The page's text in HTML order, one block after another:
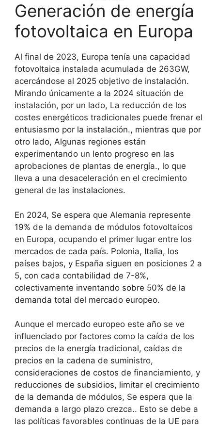
Generación de energía
fotovoltaica en Europa
Al final de 2023, Europa tenía una capacidad
fotovoltaica instalada acumulada de 263GW,
acercándose al 2025 objetivo de instalación.
Mirando únicamente a la 2024 situación de
instalación, por un lado, La reducción de los
costes energéticos tradicionales puede frenar el
entusiasmo por la instalación., mientras que por
otro lado, Algunas regiones están
experimentando un lento progreso en las
aprobaciones de plantas de energía., lo que
lleva a una desaceleración en el crecimiento
general de las instalaciones.
En 2024, Se espera que Alemania represente
19% de la demanda de módulos fotovoltaicos
en Europa, ocupando el primer lugar entre los
mercados de cada país. Polonia, Italia, los
países bajos, y España siguen en posiciones 2 a
5, con cada contabilidad de 7-8%,
colectivamente inventando sobre 50% de la
demanda total del mercado europeo.
Aunque el mercado europeo este año se ve
influenciado por factores como la caída de los
precios de la energía tradicional, caídas de
precios en la cadena de suministro,
consideraciones de costos de financiamiento, y
reducciones de subsidios, limitar el crecimiento
de la demanda de módulos, Se espera que la
demanda a largo plazo crezca.. Esto se debe a
las políticas favorables continuas de la UE para